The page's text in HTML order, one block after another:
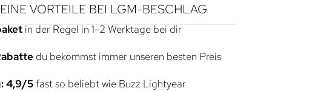
VORTEILE BEI LGM-BESCHLAG
in der Regel in 1–2 Werktage bei dir
du bekommst immer unseren besten Preis
4,9/5fast so beliebt wie Buzz Lightyear